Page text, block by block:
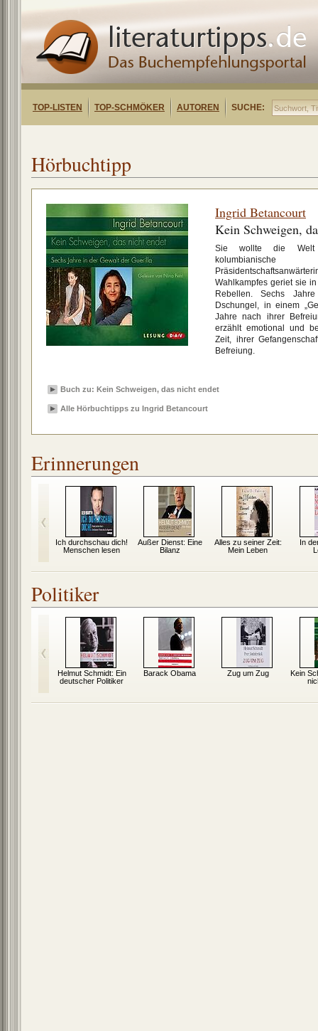
TOP-LISTEN TOP-SCHMÖKER AUTOREN SUCHE:
Hörbuchtipp
Ingrid Betancourt
Kein Schweigen,
Sie wollte die Welt
kolumbianische
Wahlkampfes geriet sie
Rebellen. Sechs
Dschungel, in einem
Jahre nach ihrer
erzählt emotional und
Zeit, ihrer
Befreiung.
Buch zu: Kein Schweigen, das nicht endet
Alle Hörbuchtipps zu Ingrid Betancourt
Erinnerungen
Ich durchschau dich!
Menschen lesen
Außer Dienst: Eine
Bilanz
Alles zu seiner Zeit:
Mein Leben
In
Politiker
Helmut Schmidt: Ein
deutscher Politiker
Barack Obama Zug um Zug
Kein